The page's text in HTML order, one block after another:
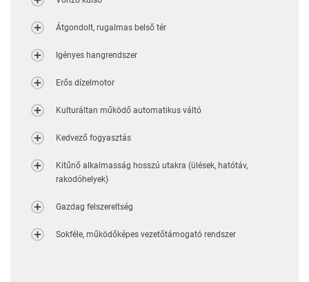
Átgondolt, rugalmas belső tér
Igényes hangrendszer
Erős dízelmotor
Kulturáltan működő automatikus váltó
Kedvező fogyasztás
Kitűnő alkalmasság hosszú utakra (ülések, hatótáv,
rakodóhelyek)
Gazdag felszereltség
Sokféle, működőképes vezetőtámogató rendszer